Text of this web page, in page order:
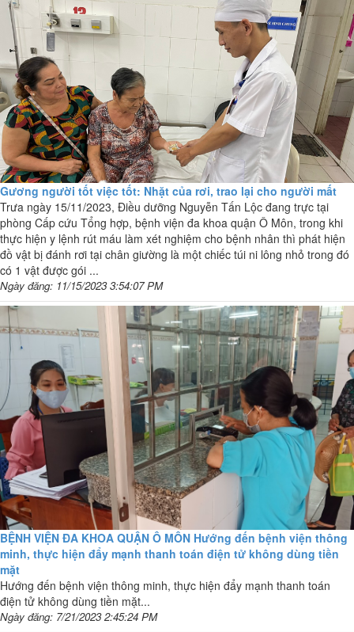
Gương người tốt việc tốt: Nhặt của rơi, trao lại cho người mất
Trưa ngày 15/11/2023, Điều dưỡng Nguyễn Tấn Lộc đang trực tại
phòng Cấp cứu Tổng hợp, bệnh viện đa khoa quận Ô Môn, trong khi
thực hiện y lệnh rút máu làm xét nghiệm cho bệnh nhân thì phát hiện
đồ vật bị đánh rơi tại chân giường là một chiếc túi ni lông nhỏ trong đó
có 1 vật được gói ...
Ngày đăng: 11/15/2023 3:54:07 PM
BỆNH VIỆN ĐA KHOA QUẬN Ô MÔN Hướng đến bệnh viện thông
minh, thực hiện đẩy mạnh thanh toán điện tử không dùng tiền
mặt
Hướng đến bệnh viện thông minh, thực hiện đẩy mạnh thanh toán
điện tử không dùng tiền mặt...
Ngày đăng: 7/21/2023 2:45:24 PM